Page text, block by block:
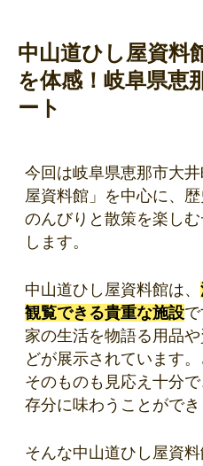
中山道ひし屋資料
を体感！岐阜県恵
ート
今回は岐阜県恵那市大
屋資料館」を中心に、
のんびりと散策を楽し
します。
中山道ひし屋資料館は、
観覧できる貴重な施設
家の生活を物語る用品
どが展示されています
そのものも見応え十分
存分に味わうことができ
そんな中山道ひし屋資